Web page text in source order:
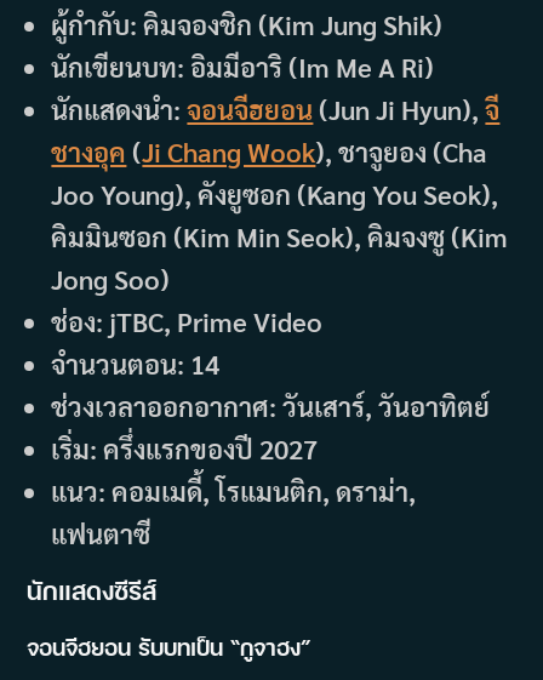
ผู้กำกับ: คิมจองชิก (Kim Jung Shik)
นักเขียนบท: อิมมีอาริ (Im Me A Ri)
นักแสดงนำ:จอนจีฮยอน (Jun Ji Hyun),จี
ชางอุค (Ji Chang Wook), ชาจูยอง (Cha
Joo Young), คังยูซอก (Kang You Seok),
คิมมินซอก (Kim Min Seok), คิมจงซู (Kim
Jong Soo)
ช่อง: jTBC, Prime Video
จำนวนตอน: 14
ช่วงเวลาออกอากาศ: วันเสาร์, วันอาทิตย์
เริ่ม: ครึ่งแรกของปี 2027
แนว: คอมเมดี้, โรแมนติก, ดราม่า,
แฟนตาซี
นักแสดงซีรีส์
จอนจีฮยอน รับบทเป็น “กูจาฮง”